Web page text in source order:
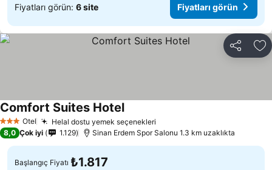
Fiyatları görün: 6 site Fiyatları görün
Paylaş
3 YıldızOtel Helal dostu yemek seçenekleri
Comfort Suites HotelFiyatları görün
8,0 Çok iyi 1.129 Sinan Erdem Spor Salonu 1.3 km uzaklıkta
Başlangıç Fiyatı ₺1.817